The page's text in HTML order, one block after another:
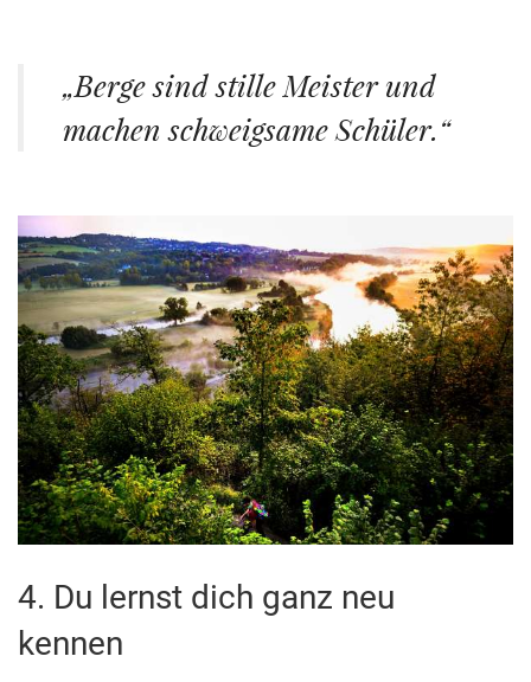
„Berge sind stille Meister und
machen schweigsame Schüler.“
4. Du lernst dich ganz neu
kennen